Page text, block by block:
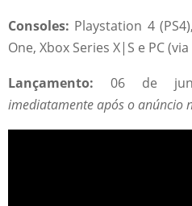
Consoles: Playstation 4
One, Xbox Series X|S e PC
Lançamento: 06 de
imediatamente após o anúncio